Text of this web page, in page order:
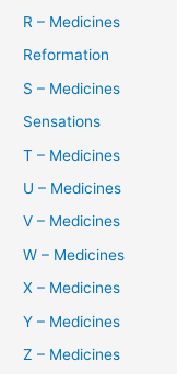
R – Medicines
Reformation
S – Medicines
Sensations
T – Medicines
U – Medicines
V – Medicines
W – Medicines
X – Medicines
Y – Medicines
Z – Medicines